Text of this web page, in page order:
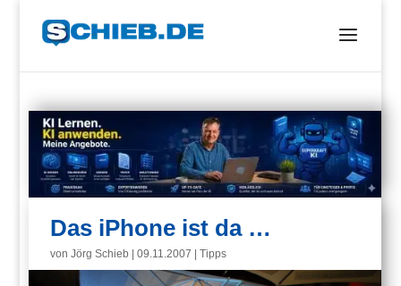
Das iPhone ist da …
vonJörg Schieb |09.11.2007 |Tipps